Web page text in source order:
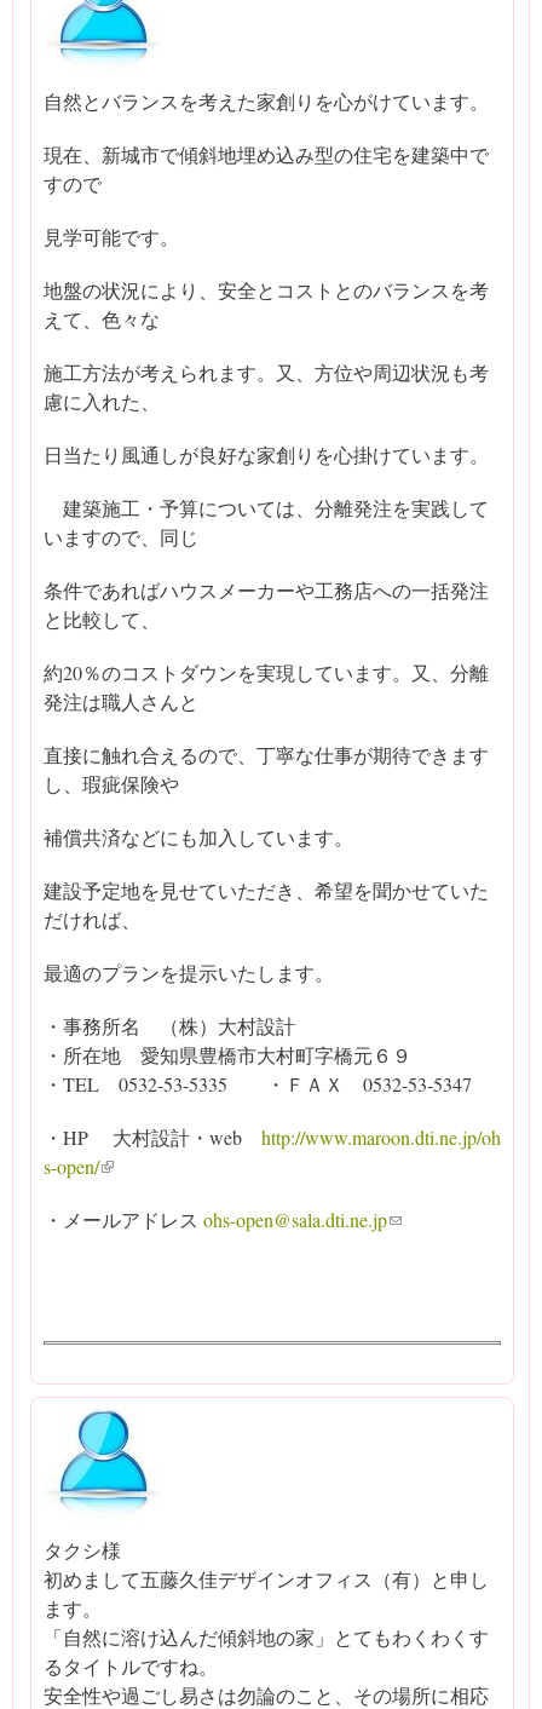
自然とバランスを考えた家創りを心がけています。
現在、新城市で傾斜地埋め込み型の住宅を建築中で
すので
見学可能です。
地盤の状況により、安全とコストとのバランスを考
えて、色々な
施工方法が考えられます。又、方位や周辺状況も考
慮に入れた、
日当たり風通しが良好な家創りを心掛けています。
建築施工・予算については、分離発注を実践して
いますので、同じ
条件であればハウスメーカーや工務店への一括発注
と比較して、
約20％のコストダウンを実現しています。又、分離
発注は職人さんと
直接に触れ合えるので、丁寧な仕事が期待できます
し、瑕疵保険や
補償共済などにも加入しています。
建設予定地を見せていただき、希望を聞かせていた
だければ、
最適のプランを提示いたします。
・事務所名 （株）大村設計
・所在地 愛知県豊橋市大村町字橋元６９
・TEL 0532-53-5335 ・ＦＡＸ 0532-53-5347
・HP 大村設計・web http://www.maroon.dti.ne.jp/oh
s-open/(link is external)
・メールアドレス ohs-open@sala.dti.ne.jp(link sends e-mail)
タクシ様
初めまして五藤久佳デザインオフィス（有）と申し
ます。
「自然に溶け込んだ傾斜地の家」とてもわくわくす
るタイトルですね。
安全性や過ごし易さは勿論のこと、その場所に相応